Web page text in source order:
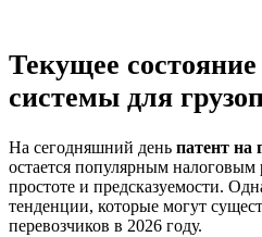
Текущее
системы для
На сегодняшний день патент на
остается популярным
простоте и предсказуемости.
тенденции, которые могут
перевозчиков в 2026 году.